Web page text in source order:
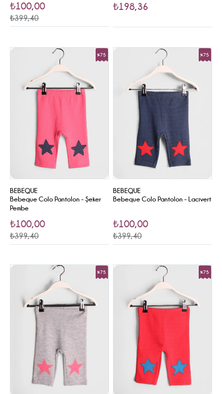
₺100,00
₺399,40
₺198,36
BEBEQUE
Bebeque Colo Pantolon - Şeker
Pembe
₺100,00
₺399,40
%75
BEBEQUE
Bebeque Colo Pantolon - Lacivert
₺100,00
₺399,40
%75
%75 %75